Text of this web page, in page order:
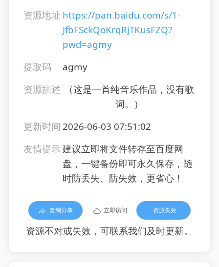
资源地址 https://pan.baidu.com/s/1-
JfbFSckQoKrqRjTKusFZQ?
pwd=agmy
提取码
agmy
资源描述
（这是一首纯音乐作品，没有歌
词。）
更新时间 2026-06-03 07:51:02
友情提示建议立即将文件转存至百度网
盘，一键备份即可永久保存，随
时防丢失、防失效，更省心！
复制分享 立即访问 资源失效
资源不对或失效，可联系我们及时更新。